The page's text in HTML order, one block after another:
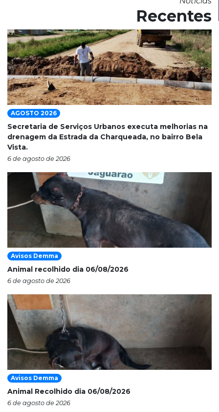
Recentes
AGOSTO 2026
Secretaria de Serviços Urbanos executa melhorias na
drenagem da Estrada da Charqueada, no bairro Bela
Vista.
6 de agosto de 2026
Avisos Demma
Animal recolhido dia 06/08/2026
6 de agosto de 2026
Avisos Demma
Animal Recolhido dia 06/08/2026
6 de agosto de 2026